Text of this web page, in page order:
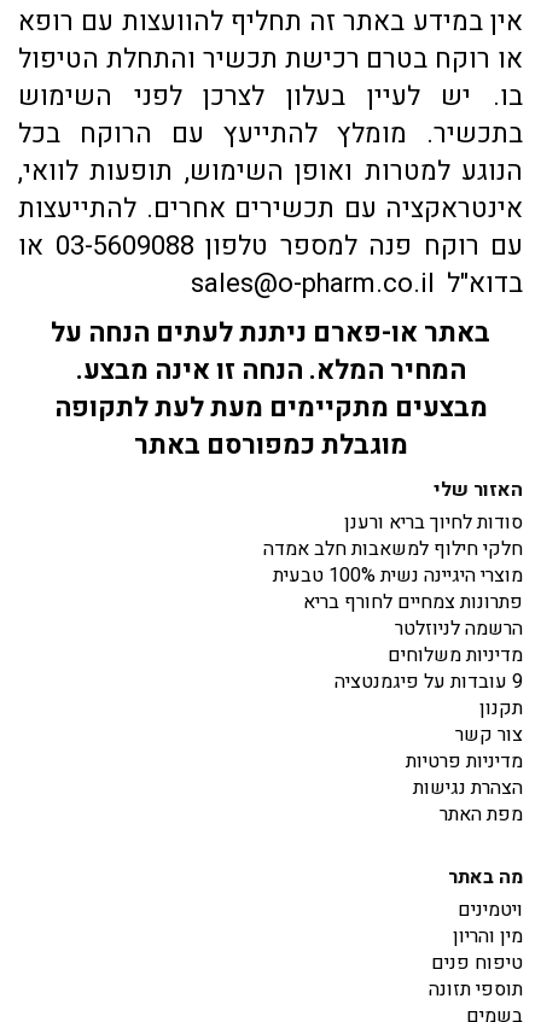
אין במידע באתר זה תחליף להוועצות עם רופא
או רוקח בטרם רכישת תכשיר והתחלת הטיפול
בו. יש לעיין בעלון לצרכן לפני השימוש
בתכשיר. מומלץ להתייעץ עם הרוקח בכל
הנוגע למטרות ואופן השימוש, תופעות לוואי,
אינטראקציה עם תכשירים אחרים. להתייעצות
עם רוקח פנה למספר טלפון 03-5609088 או
בדוא"ל sales@o-pharm.co.il
באתר או-פארם ניתנת לעתים הנחה על
המחיר המלא. הנחה זו אינה מבצע.
מבצעים מתקיימים מעת לעת לתקופה
מוגבלת כמפורסם באתר
האזור שלי
סודות לחיוך בריא ורענן
חלקי חילוף למשאבות חלב אמדה
מוצרי היגיינה נשית 100% טבעית
פתרונות צמחיים לחורף בריא
הרשמה לניוזלטר
מדיניות משלוחים
9 עובדות על פיגמנטציה
תקנון
צור קשר
מדיניות פרטיות
הצהרת נגישות
מפת האתר
מה באתר
ויטמינים
מין והריון
טיפוח פנים
תוספי תזונה
בשמים